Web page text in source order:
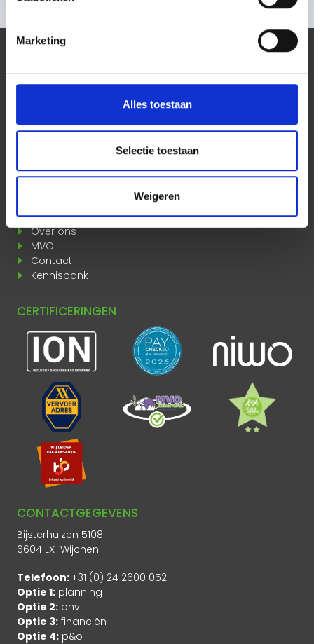
Marketing
Alles toestaan
Selectie toestaan
Weigeren
SOCIAL MEDIA
Blijf up to date door ons te volgen!
MEER INFORMATIE
Pakketdienst
Logistieke dienstverlening
Nieuws
Over ons
MVO
Contact
Kennisbank
CERTIFICERINGEN
CONTACTGEGEVENS
Bijsterhuizen 5108
6604 LX Wijchen
Telefoon: +31 (0) 24 2600 052
Optie 1: planning
Optie 2: bhv
Optie 3: financiën
Optie 4: p&o